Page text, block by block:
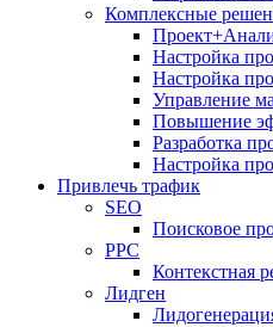
Комплексные
Настройка
Настройка
Управление
Повышение
Разработка
Настройка
Привлечь трафик
SEO
Поисковое
PPC
Контекстная
Лидген